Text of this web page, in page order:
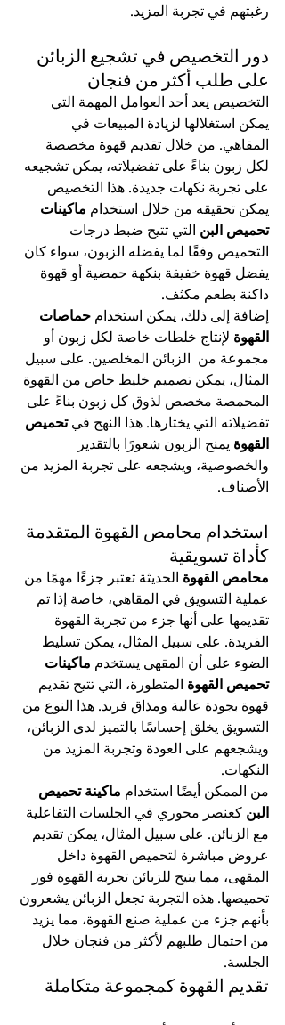
رغبتهم في تجربة المزيد.
دور التخصيص في تشجيع الزبائن
على طلب أكثر من فنجان
التخصيص يعد أحد العوامل المهمة التي
يمكن استغلالها لزيادة المبيعات في
المقاهي. من خلال تقديم قهوة مخصصة
لكل زبون بناءً على تفضيلاته، يمكن تشجيعه
على تجربة نكهات جديدة. هذا التخصيص
يمكن تحقيقه من خلال استخدام ماكينات
تحميص البن التي تتيح ضبط درجات
التحميص وفقًا لما يفضله الزبون، سواء كان
يفضل قهوة خفيفة بنكهة حمضية أو قهوة
داكنة بطعم مكثف.
إضافة إلى ذلك، يمكن استخدام حماصات
القهوة لإنتاج خلطات خاصة لكل زبون أو
مجموعة من  الزبائن المخلصين. على سبيل
المثال، يمكن تصميم خليط خاص من القهوة
المحمصة مخصص لذوق كل زبون بناءً على
تفضيلاته التي يختارها. هذا النهج في تحميص
القهوة يمنح الزبون شعورًا بالتقدير
والخصوصية، ويشجعه على تجربة المزيد من
الأصناف.
استخدام محامص القهوة المتقدمة
كأداة تسويقية
محامص القهوة الحديثة تعتبر جزءًا مهمًا من
عملية التسويق في المقاهي، خاصة إذا تم
تقديمها على أنها جزء من تجربة القهوة
الفريدة. على سبيل المثال، يمكن تسليط
الضوء على أن المقهى يستخدم ماكينات
تحميص القهوة المتطورة، التي تتيح تقديم
قهوة بجودة عالية ومذاق فريد. هذا النوع من
التسويق يخلق إحساسًا بالتميز لدى الزبائن،
ويشجعهم على العودة وتجربة المزيد من
النكهات.
من الممكن أيضًا استخدام ماكينة تحميص
البن كعنصر محوري في الجلسات التفاعلية
مع الزبائن. على سبيل المثال، يمكن تقديم
عروض مباشرة لتحميص القهوة داخل
المقهى، مما يتيح للزبائن تجربة القهوة فور
تحميصها. هذه التجربة تجعل الزبائن يشعرون
بأنهم جزء من عملية صنع القهوة، مما يزيد
من احتمال طلبهم لأكثر من فنجان خلال
الجلسة.
تقديم القهوة كمجموعة متكاملة